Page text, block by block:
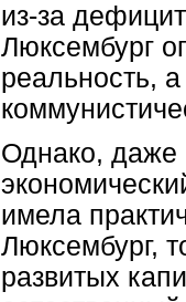
из-за
Люксембург
реальность,
Однако, даже
имела
Люксембург,
развитых